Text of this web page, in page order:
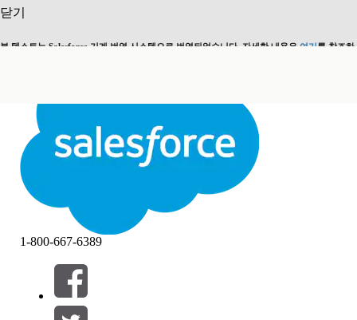
닫기
본 텍스트는 Salesforce 기계 번역 시스템으로 번역되었습니다. 자세한 내용은 여기를 참조하
닫기닫기
필터 (0)
필터 선택
1-800-667-6389